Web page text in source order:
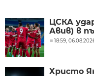
ЦСКА
Авив) в
18:59,
Христо